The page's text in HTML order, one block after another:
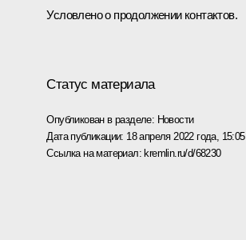
Условлено о продолжении контактов.
Статус материала
Опубликован в разделе: Новости
Дата публикации: 18 апреля 2022 года, 15:05
Ссылка на материал: kremlin.ru/d/68230